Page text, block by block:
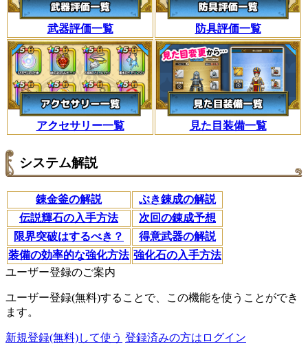
武器評価一覧 防具評価一覧
アクセサリー一覧 見た目装備一覧
システム解説
錬金釜の解説
ぶき錬成の解説
伝説輝石の入手方法
次回の錬成予想
限界突破はするべき？
得意武器の解説
装備の効率的な強化方法 強化石の入手方法
ユーザー登録のご案内
ユーザー登録(無料)することで、この機能を使うことができ
ます。
新規登録(無料)して使う 登録済みの方はログイン